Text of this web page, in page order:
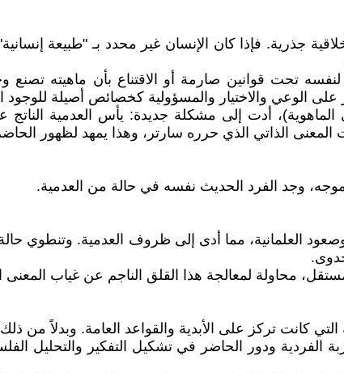
جذرية. فإذا كان الإنسان غير محدد بـ "طبيعة
تحت قوانين صارمة أو الاقتناع بأن ماهيته تصنع
الوعي والاختيار والمسؤولية كخصائص أصيلة للوجود
أدت إلى مشكلة جديدة: يأس العدمية
المعنى الذاتي الذي حرره سارتر، وهذا يمهد لظهور
وجد الفرد الحديث نفسه في حالة من العدمية.
وصعود العلمانية، مما أدى إلى ظروف العدمية. وتنطوي
محاولة لمعالجة هذا القلق الناجم عن غياب المعنى
كانت تركز على الأبدية والقواعد العامة. وبدلاً من
الفردية ودور الحاضر في تشكيل التفكير والتحليل